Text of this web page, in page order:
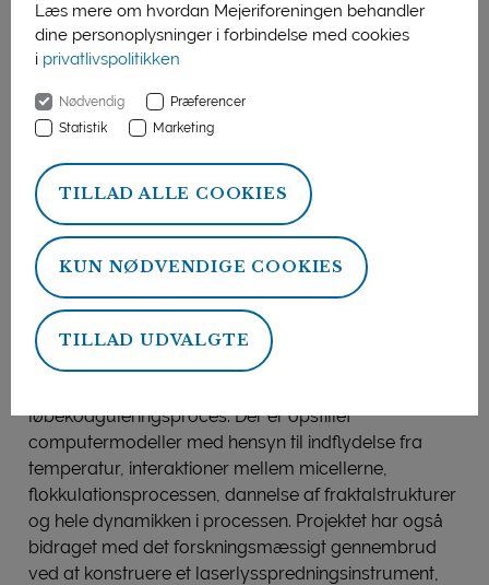
Læs mere om hvordan Mejeriforeningen behandler
dine personoplysninger i forbindelse med cookies
i privatlivspolitikken
Nødvendig
Præferencer
Statistik
Marketing
TILLAD ALLE COOKIES
KUN NØDVENDIGE COOKIES
TILLAD UDVALGTE
”se” kaseinmicellernes grundlæggende
koagulering i relation til enzymatisk
reaktion for derved at kunne give en
fysiskkemisk beskrivelse af de
teknologiske parametres indflydelse på
beskrivelse som omfatter
sammenhængen mellem mælkegelens
rumlige struktur og dens
konsistensegenskaber.
Af: Grith Mortensen
Ved hjælp af lysspredning, røntgendiffraktion,
elektronmikroskopi og neutronspredning, har det
løbekoaguleringsproces. Der er opstillet
computermodeller med hensyn til indflydelse fra
temperatur, interaktioner mellem micellerne,
flokkulationsprocessen, dannelse af fraktalstrukturer
og hele dynamikken i processen. Projektet har også
bidraget med det forskningsmæssigt gennembrud
ved at konstruere et laserlysspredningsinstrument,